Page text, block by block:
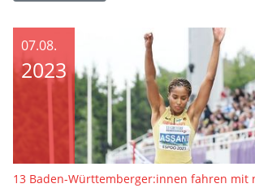
07.08.
2023
13 Baden-Württemberger:innen fahren mit